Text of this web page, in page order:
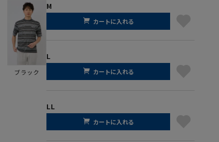
ブラック
M
カートに入れる
L
カートに入れる
LL
カートに入れる